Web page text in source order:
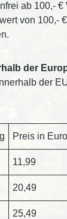
ab 100,- €
von 100,-
der
der
Preis in Euro
11,99
20,49
25,49